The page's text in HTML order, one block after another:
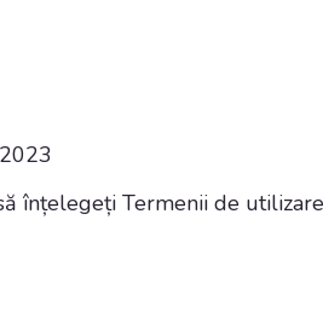
înțelegeți Termenii de